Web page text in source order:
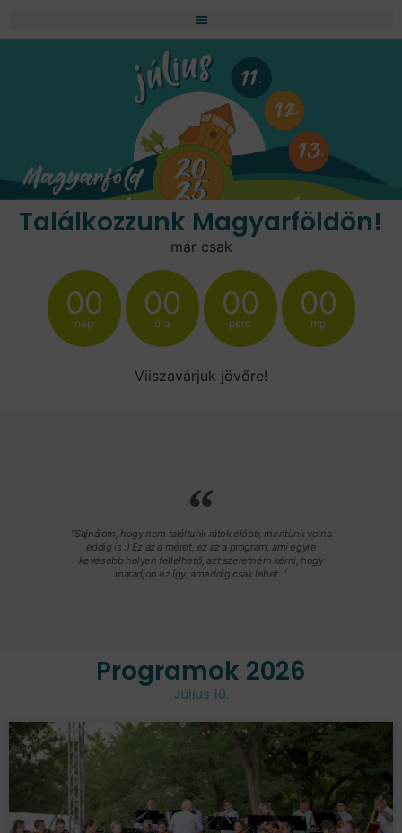
Találkozzunk Magyarföldön!
már csak
00
nap
00
óra
00
perc
00
mp
Viiszavárjuk jövőre!
"Sajnálom, hogy nem találtunk rátok előbb, mentünk volna
eddig is :) Ez az a méret, ez az a program, ami egyre
kevesebb helyen fellelhető, azt szeretném kérni, hogy
maradjon ez így, ameddig csak lehet. "
Programok 2026
Július 10.